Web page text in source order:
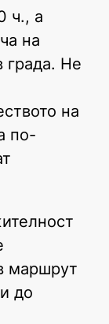
ч., а
на
града. Не
на
по-
маршрут
до